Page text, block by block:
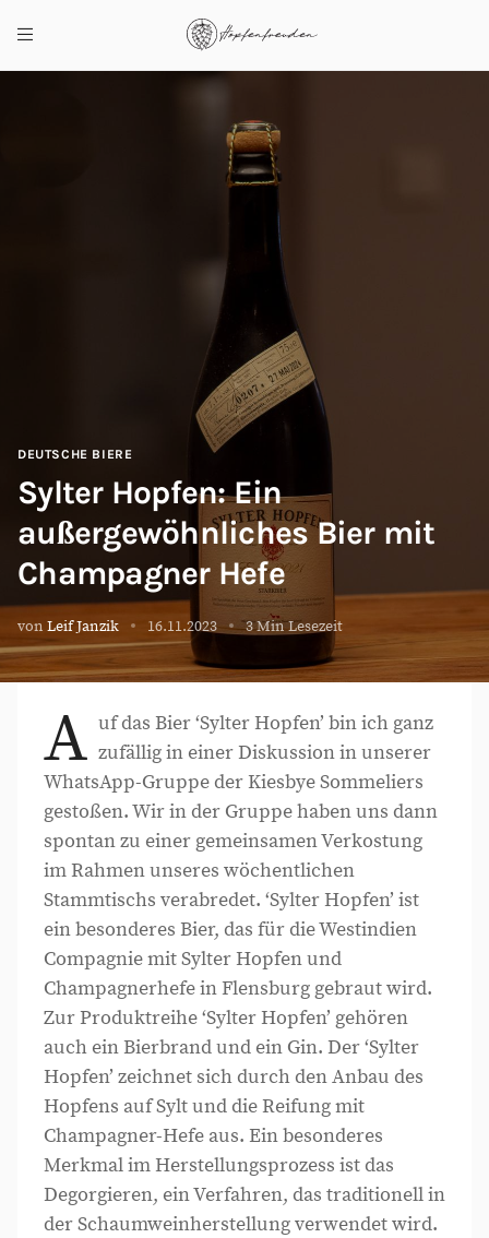
DEUTSCHE BIERE
Sylter Hopfen: Ein
außergewöhnliches Bier mit
Champagner Hefe
von Leif Janzik 16.11.2023 3 Min Lesezeit
A uf das Bier ‘Sylter Hopfen’ bin ich ganz
zufällig in einer Diskussion in unserer
WhatsApp-Gruppe der Kiesbye Sommeliers
gestoßen. Wir in der Gruppe haben uns dann
spontan zu einer gemeinsamen Verkostung
im Rahmen unseres wöchentlichen
Stammtischs verabredet. ‘Sylter Hopfen’ ist
ein besonderes Bier, das für die Westindien
Compagnie mit Sylter Hopfen und
Champagnerhefe in Flensburg gebraut wird.
Zur Produktreihe ‘Sylter Hopfen’ gehören
auch ein Bierbrand und ein Gin. Der ‘Sylter
Hopfen’ zeichnet sich durch den Anbau des
Hopfens auf Sylt und die Reifung mit
Champagner-Hefe aus. Ein besonderes
Merkmal im Herstellungsprozess ist das
Degorgieren, ein Verfahren, das traditionell in
der Schaumweinherstellung verwendet wird.